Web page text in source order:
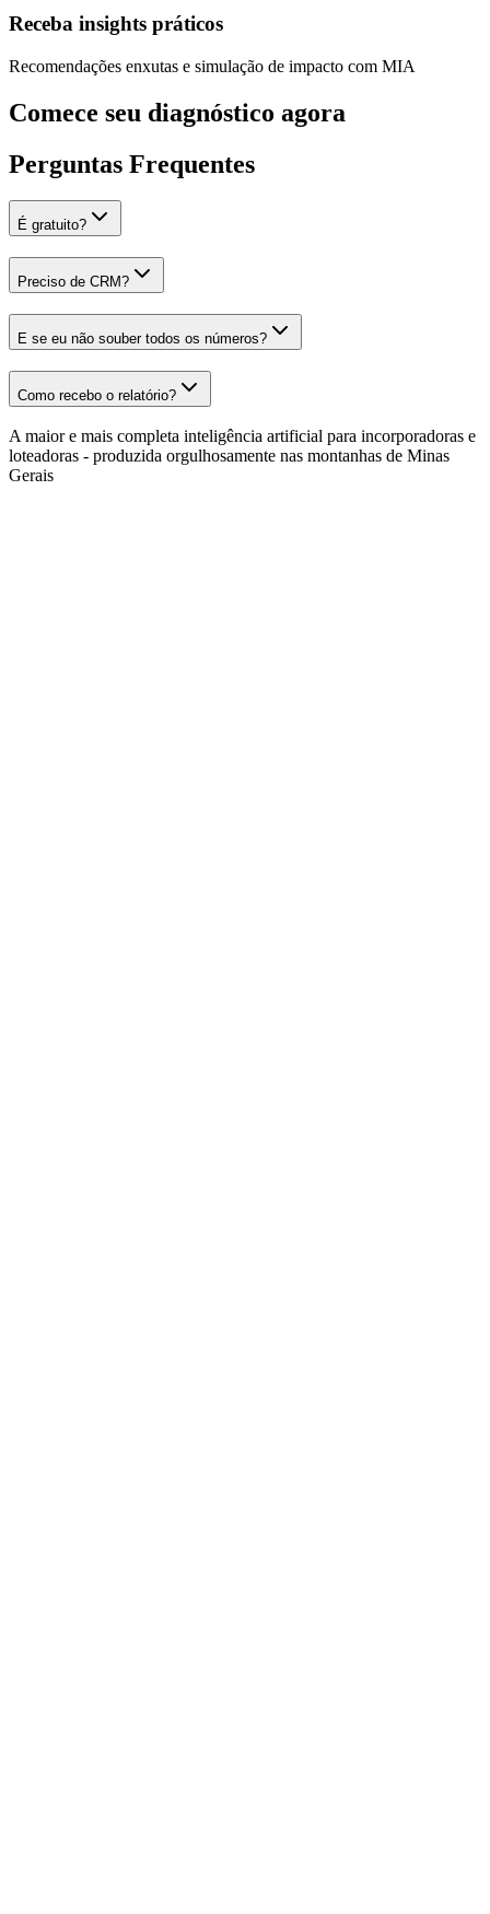
Receba insights práticos
Recomendações enxutas e simulação de impacto com MIA
Comece seu diagnóstico agora
Perguntas Frequentes
É gratuito?
Preciso de CRM?
E se eu não souber todos os números?
Como recebo o relatório?
A maior e mais completa inteligência artificial para incorporadoras e
loteadoras - produzida orgulhosamente nas montanhas de Minas
Gerais